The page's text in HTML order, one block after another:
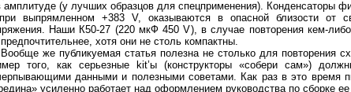
амплитуде (у лучших образцов для спецприменения). Конденсаторы
выпрямленном +383 V, оказываются в опасной близости от
Наши К50-27 (220 мкФ 450 V), в случае повторения кем-
хотя они не столь компактны.
Вообще же публикуемая статья полезна не столько для повторения
того, как серьезные kit’ы (конструкторы «собери сам»)
данными и полезными советами. Как раз в это время
усиленно работает над оформлением руководства по сборке ее